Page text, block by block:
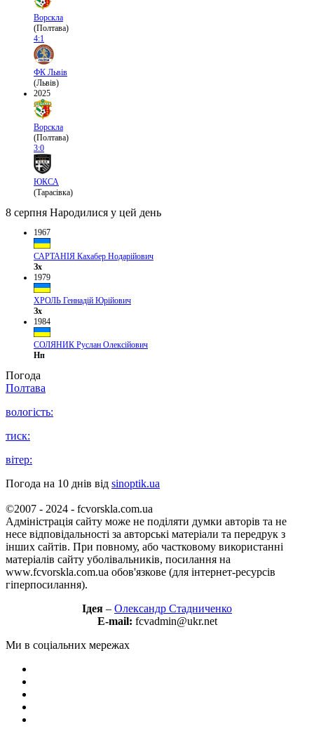
Ворскла
(Полтава)
4:1
ФК Львів
(Львів)
2025
Ворскла
(Полтава)
3:0
ЮКСА
(Тарасівка)
8 серпня Народилися у цей день
1967
САРТАНІЯ Кахабер Нодарійович
Зх
1979
ХРОЛЬ Геннадій Юрійович
Зх
1984
СОЛЯНИК Руслан Олексійович
Нп
Погода
Полтава
вологість:
тиск:
вітер:
Погода на 10 днів від sinoptik.ua
©2007 - 2024 - fcvorskla.com.ua
Адміністрація сайту може не поділяти думки авторів та не
несе відповідальності за авторські матеріали та передрук з
інших сайтів. При повному, або частковому використанні
матеріалів сайту уболівальників, посилання на
www.fcvorskla.com.ua обов'язкове (для інтернет-ресурсів
гіперпосилання).
Ідея – Олександр Стадниченко
E-mail: fcvadmin@ukr.net
Ми в соціальних мережах